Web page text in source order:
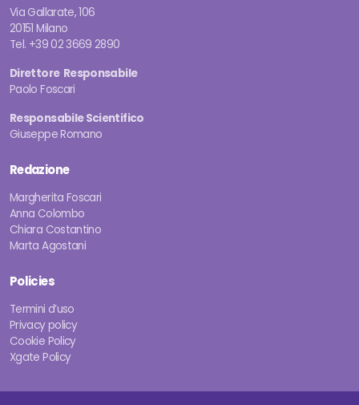
Via Gallarate, 106
20151 Milano
Tel. +39 02 3669 2890
Direttore Responsabile
Paolo Foscari
Responsabile Scientifico
Giuseppe Romano
Redazione
Margherita Foscari
Anna Colombo
Chiara Costantino
Marta Agostani
Policies
Termini d’uso
Privacy policy
Cookie Policy
Xgate Policy